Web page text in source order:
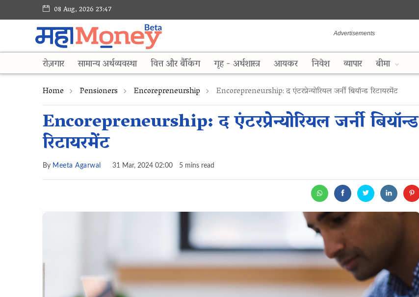
08 Aug, 2026 23:47
रोज़गार सामान्य अर्थव्यवस्था वित्त और बैंकिंग गृह - अर्थशास्त्र आयकर निवेश व्यापार बीमा
Home Pensioners Encorepreneurship Encorepreneurship: द एंटरप्रेन्योरियल जर्नी बियॉन्ड रिटायरमेंट
Encorepreneurship: द एंटरप्रेन्योरियल जर्नी बियॉन्ड
रिटायरमेंट
By Meeta Agarwal 31 Mar, 2024 02:00 5 mins read